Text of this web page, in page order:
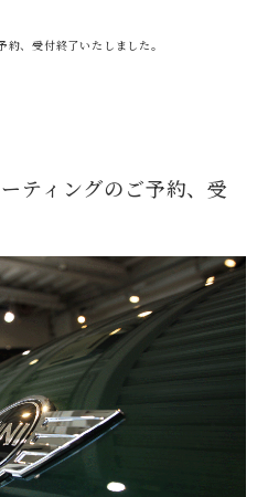
、受付終了いたしました。
ティングのご予約、受